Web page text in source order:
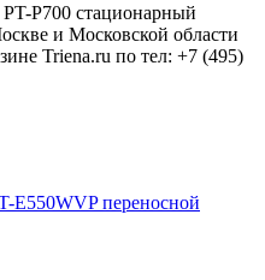
P700 стационарный
и Московской области
Triena.ru по тел: +7 (495)
E550WVP переносной